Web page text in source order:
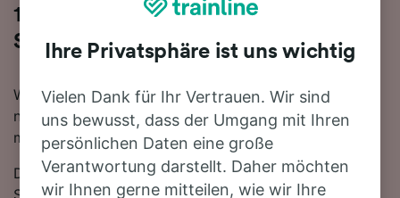
13 Minuten von Heidelberg Hbf nach
Stockholm Central
Wenn Sie mehr über die Reise von Heidelberg Hbf
nach Stockholm Central mit dem Zug erfahren
möchten, suchen Sie nicht länger!
Die schnellste Reisezeit auf dieser Strecke beträgt 16
Stunden 13 Minuten, wobei etwa 9 Züge am Tag die
Ihre Privatsphäre ist uns wichtig
Vielen Dank für Ihr Vertrauen. Wir sind
uns bewusst, dass der Umgang mit Ihren
persönlichen Daten eine große
Verantwortung darstellt. Daher möchten
wir Ihnen gerne mitteilen, wie wir Ihre